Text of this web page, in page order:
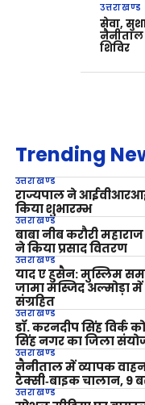
उत्तराखण्ड
सेवा,
नैनीताल
शिविर
Trending
उत्तराखण्ड
राज्यपाल ने
किया शुभारम्भ
उत्तराखण्ड
बाबा नीब करौरी
ने किया प्रसाद वितरण
उत्तराखण्ड
याद ए हुसैन: मुस्लिम
जामा मस्जिद अल्मोड़ा में
संग्रहित
उत्तराखण्ड
डॉ. करनदीप सिंह विर्क
सिंह नगर का जिला
उत्तराखण्ड
नैनीताल में व्यापक
टैक्सी‑बाइक चालान, 9
उत्तराखण्ड